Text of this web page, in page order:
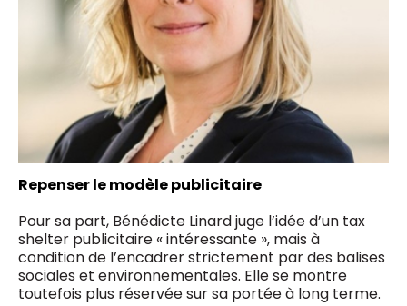
Repenser le modèle publicitaire
Pour sa part, Bénédicte Linard juge l’idée d’un tax
shelter publicitaire « intéressante », mais à
condition de l’encadrer strictement par des balises
sociales et environnementales. Elle se montre
toutefois plus réservée sur sa portée à long terme.